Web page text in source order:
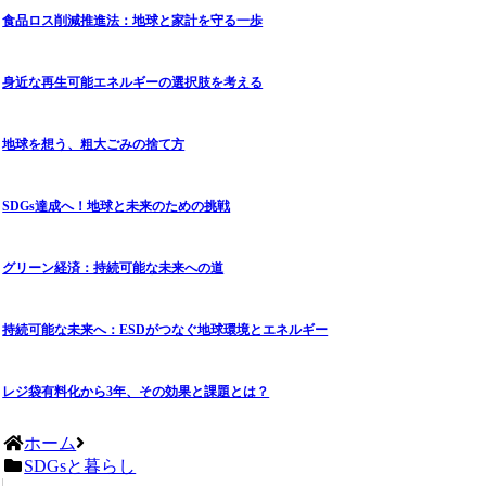
食品ロス削減推進法：地球と家計を守る一歩
身近な再生可能エネルギーの選択肢を考える
地球を想う、粗大ごみの捨て方
SDGs達成へ！地球と未来のための挑戦
グリーン経済：持続可能な未来への道
持続可能な未来へ：ESDがつなぐ地球環境とエネルギー
レジ袋有料化から3年、その効果と課題とは？
ホーム
SDGsと暮らし